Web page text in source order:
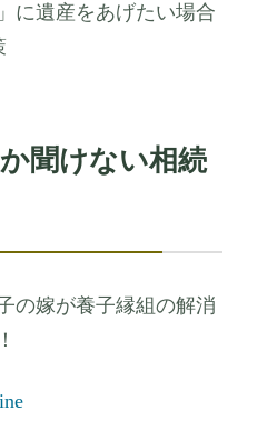
に遺産をあげたい場合
聞けない相続
の嫁が養子縁組の解消